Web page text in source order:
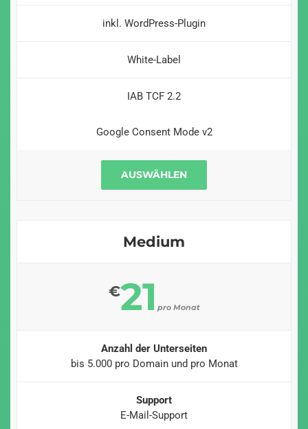
inkl. WordPress-Plugin
White-Label
IAB TCF 2.2
Google Consent Mode v2
AUSWÄHLEN
Medium
€21 pro Monat
Anzahl der Unterseiten
bis 5.000 pro Domain und pro Monat
Support
E-Mail-Support